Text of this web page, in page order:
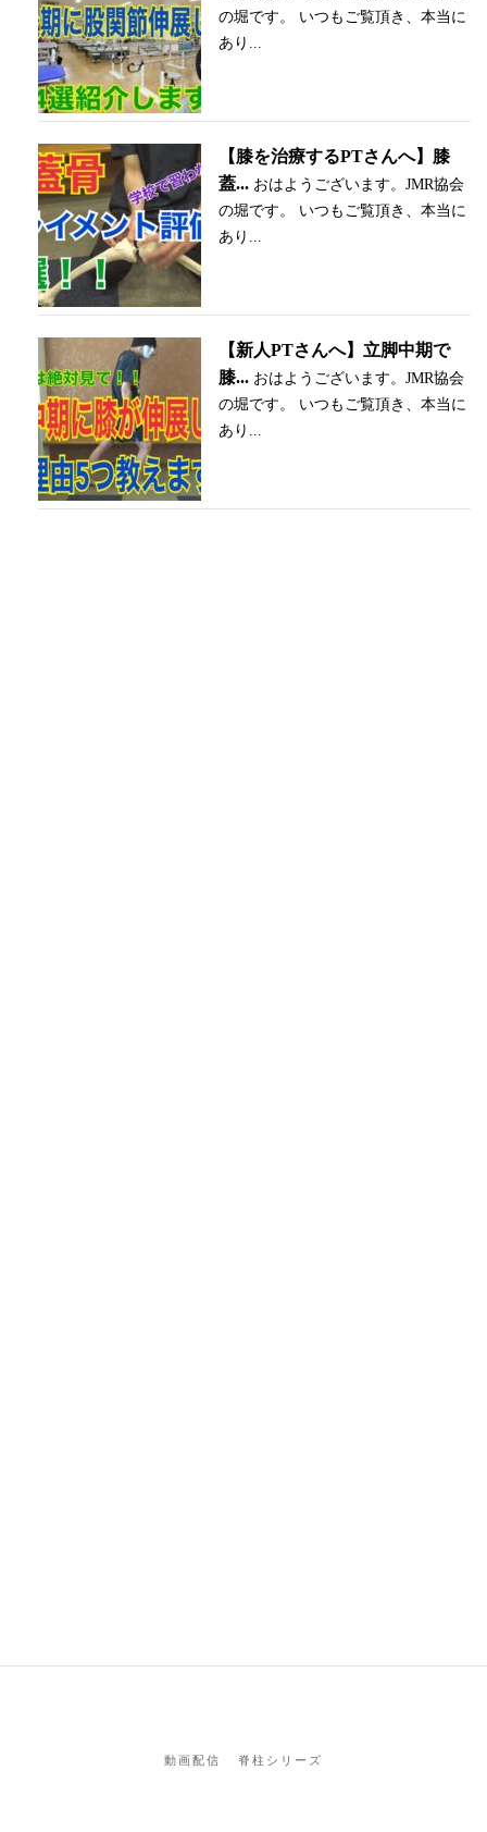
の堀です。 いつもご覧頂き、本当に
あり...
【膝を治療するPTさんへ】膝
蓋... おはようございます。JMR協会
の堀です。 いつもご覧頂き、本当に
あり...
【新人PTさんへ】立脚中期で
膝... おはようございます。JMR協会
の堀です。 いつもご覧頂き、本当に
あり...
動画配信 脊柱シリーズ